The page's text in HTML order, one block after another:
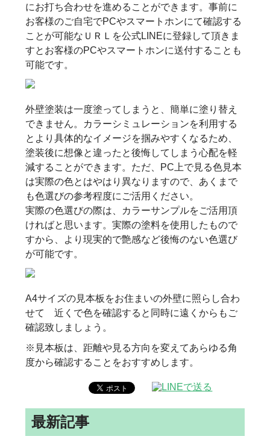
にお打ち合わせを進めることができます。事前に
お客様のご自宅でPCやスマートホンにて確認する
ことが可能なＵＲＬを公式LINEに登録して頂きま
すとお客様のPCやスマートホンに送付することも
可能です。
外壁塗装は一度塗ってしまうと、簡単に塗り替え
できません。カラーシミュレーションを利用する
とより具体的なイメージを掴みやすくなるため、
塗装後に想像と違ったと後悔してしまう心配を軽
減することができます。ただ、PC上で見る色見本
は実際の色とはやはり異なりますので、あくまで
も色選びの参考程度にご活用ください。
実際の色選びの際は、カラーサンプルをご活用頂
ければと思います。実際の塗料を使用したもので
すから、より現実的で艶感など後悔のない色選び
が可能です。
A4サイズの見本板をお住まいの外壁に照らし合わ
せて 近くで色を確認すると同時に遠くからもご
確認致しましょう。
※見本板は、距離や見る方向を変えてあらゆる角
度から確認することをおすすめします。
最新記事